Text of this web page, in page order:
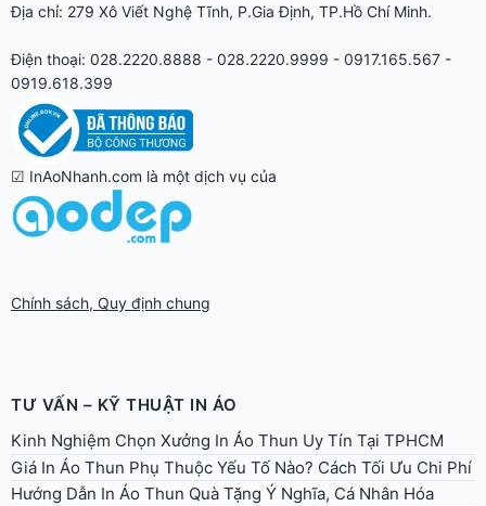
Địa chỉ: 279 Xô Viết Nghệ Tĩnh, P.Gia Định, TP.Hồ Chí Minh.
Điện thoại: 028.2220.8888 - 028.2220.9999 - 0917.165.567 -
0919.618.399
☑ InAoNhanh.com là một dịch vụ của
Chính sách, Quy định chung
TƯ VẤN – KỸ THUẬT IN ÁO
Kinh Nghiệm Chọn Xưởng In Áo Thun Uy Tín Tại TPHCM
Giá In Áo Thun Phụ Thuộc Yếu Tố Nào? Cách Tối Ưu Chi Phí
Hướng Dẫn In Áo Thun Quà Tặng Ý Nghĩa, Cá Nhân Hóa